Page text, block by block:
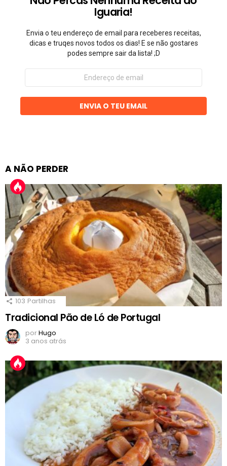
Iguaria!
Envia o teu endereço de email para receberes receitas,
dicas e truqes novos todos os dias! E se não gostares
podes sempre sair da lista! ;D
Endereço
email
ENVIA O TEU EMAIL
A NÃO PERDER
103 Partilhas
Tradicional Pão de Ló de Portugal
porHugo
3 anos atrás